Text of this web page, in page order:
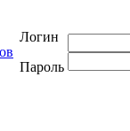
Логин
Пароль